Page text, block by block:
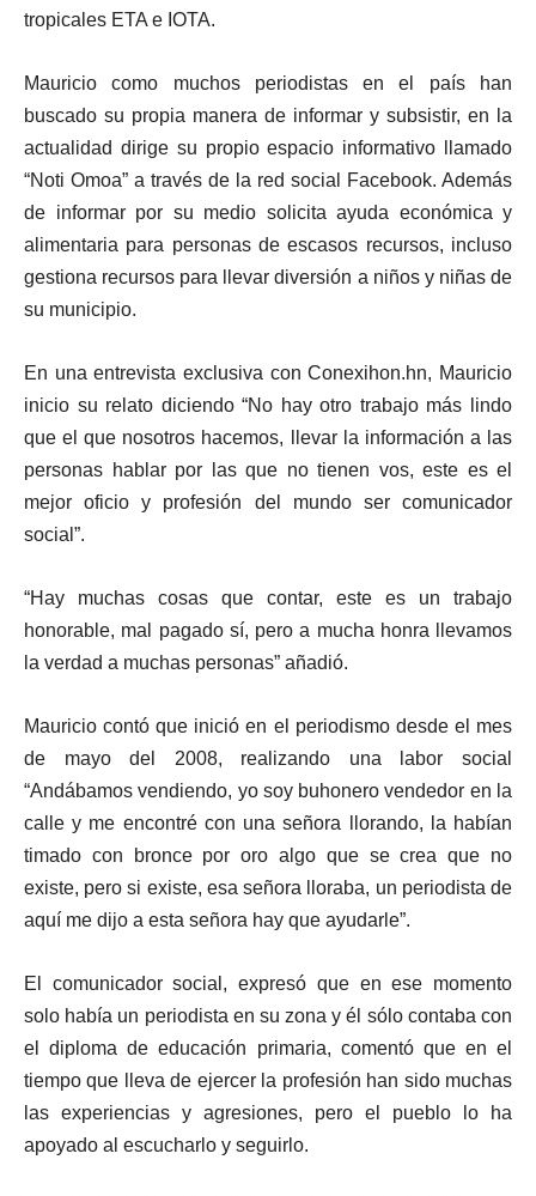
tropicales ETA e IOTA.
Mauricio como muchos periodistas en el país han
buscado su propia manera de informar y subsistir, en la
actualidad dirige su propio espacio informativo llamado
“Noti Omoa” a través de la red social Facebook. Además
de informar por su medio solicita ayuda económica y
alimentaria para personas de escasos recursos, incluso
gestiona recursos para llevar diversión a niños y niñas de
su municipio.
En una entrevista exclusiva con Conexihon.hn, Mauricio
inicio su relato diciendo “No hay otro trabajo más lindo
que el que nosotros hacemos, llevar la información a las
personas hablar por las que no tienen vos, este es el
mejor oficio y profesión del mundo ser comunicador
social”.
“Hay muchas cosas que contar, este es un trabajo
honorable, mal pagado sí, pero a mucha honra llevamos
la verdad a muchas personas” añadió.
Mauricio contó que inició en el periodismo desde el mes
de mayo del 2008, realizando una labor social
“Andábamos vendiendo, yo soy buhonero vendedor en la
calle y me encontré con una señora llorando, la habían
timado con bronce por oro algo que se crea que no
existe, pero si existe, esa señora lloraba, un periodista de
aquí me dijo a esta señora hay que ayudarle”.
El comunicador social, expresó que en ese momento
solo había un periodista en su zona y él sólo contaba con
el diploma de educación primaria, comentó que en el
tiempo que lleva de ejercer la profesión han sido muchas
las experiencias y agresiones, pero el pueblo lo ha
apoyado al escucharlo y seguirlo.